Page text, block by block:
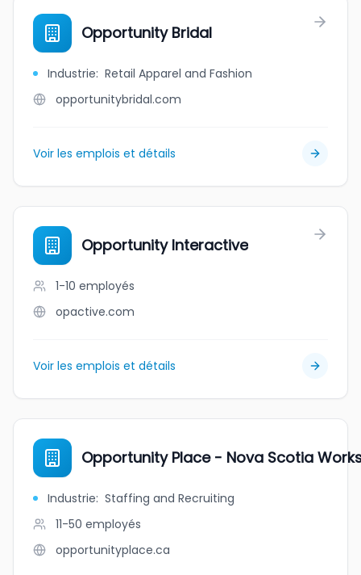
Opportunity Bridal
Industrie: Retail Apparel and Fashion
opportunitybridal.com
Voir les emplois et détails
Opportunity Interactive
1-10 employés
opactive.com
Voir les emplois et détails
Opportunity Place - Nova Scotia
Industrie: Staffing and Recruiting
11-50 employés
opportunityplace.ca